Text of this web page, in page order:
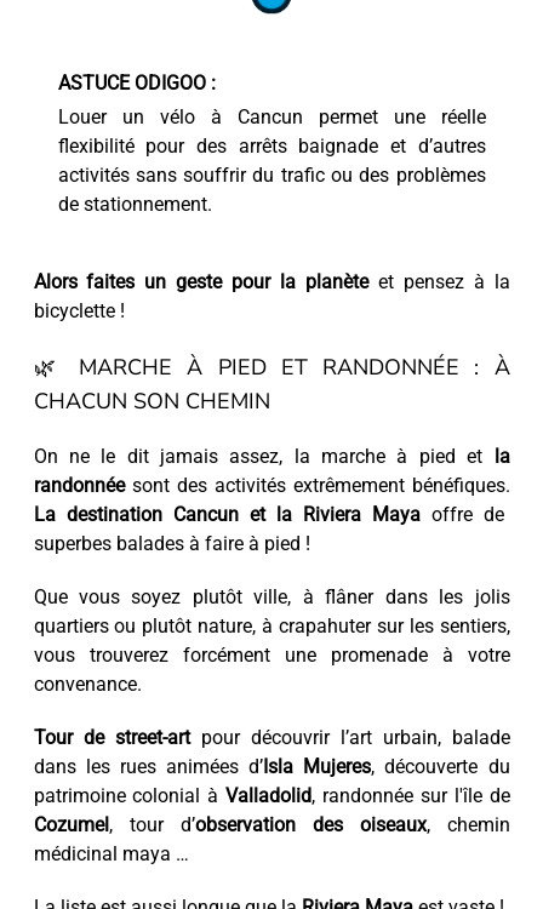
ASTUCE ODIGOO :
Louer un vélo à Cancun permet une réelle
flexibilité pour des arrêts baignade et d’autres
activités sans souffrir du trafic ou des problèmes
de stationnement.
Alors faites un geste pour la planèteet pensez à la
bicyclette !
🌿 MARCHE À PIED ET RANDONNÉE : À
CHACUN SON CHEMIN
On ne le dit jamais assez, la marche à pied et la
randonnéesont des activités extrêmement bénéfiques.
La destination Cancun et la Riviera Mayaoffre de
superbes balades à faire à pied !
Que vous soyez plutôt ville, à flâner dans les jolis
quartiers ou plutôt nature, à crapahuter sur les sentiers,
vous trouverez forcément une promenade à votre
convenance.
Tour de street-artpour découvrir l’art urbain, balade
dans les rues animées d’Isla Mujeres, découverte du
patrimoine colonial àValladolid, randonnée sur l'île de
Cozumel, tour d’observation des oiseaux, chemin
médicinal maya …